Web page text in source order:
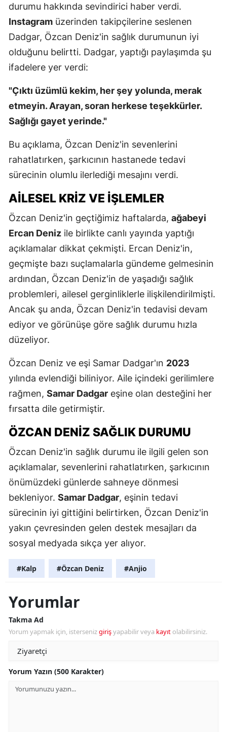
durumu hakkında sevindirici haber verdi.
Instagram üzerinden takipçilerine seslenen
Dadgar, Özcan Deniz'in sağlık durumunun iyi
olduğunu belirtti. Dadgar, yaptığı paylaşımda şu
ifadelere yer verdi:
"Çıktı üzümlü kekim, her şey yolunda, merak
etmeyin. Arayan, soran herkese teşekkürler.
Sağlığı gayet yerinde."
Bu açıklama, Özcan Deniz'in sevenlerini
rahatlatırken, şarkıcının hastanede tedavi
sürecinin olumlu ilerlediği mesajını verdi.
AILESEL KRIZ VE İŞLEMLER
Özcan Deniz'in geçtiğimiz haftalarda, ağabeyi
Ercan Deniz ile birlikte canlı yayında yaptığı
açıklamalar dikkat çekmişti. Ercan Deniz'in,
geçmişte bazı suçlamalarla gündeme gelmesinin
ardından, Özcan Deniz'in de yaşadığı sağlık
problemleri, ailesel gerginliklerle ilişkilendirilmişti.
Ancak şu anda, Özcan Deniz'in tedavisi devam
ediyor ve görünüşe göre sağlık durumu hızla
düzeliyor.
Özcan Deniz ve eşi Samar Dadgar'ın 2023
yılında evlendiği biliniyor. Aile içindeki gerilimlere
rağmen, Samar Dadgar eşine olan desteğini her
fırsatta dile getirmiştir.
ÖZCAN DENIZ SAĞLIK DURUMU
Özcan Deniz'in sağlık durumu ile ilgili gelen son
açıklamalar, sevenlerini rahatlatırken, şarkıcının
önümüzdeki günlerde sahneye dönmesi
bekleniyor. Samar Dadgar, eşinin tedavi
sürecinin iyi gittiğini belirtirken, Özcan Deniz'in
yakın çevresinden gelen destek mesajları da
sosyal medyada sıkça yer alıyor.
#Kalp #Özcan Deniz #Anjio
Yorumlar
Takma Ad
Yorum yapmak için, istersenizgirişyapabilir veya kayıt olabilirsiniz.
Yorum Yazın (500 Karakter)